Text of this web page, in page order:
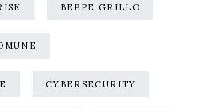
BEPPE GRILLO
CYBERSECURITY